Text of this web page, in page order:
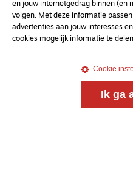
Onderweg is een
en gesprek voor
en jouw internetgedrag binnen (en
volgen. Met deze informatie
advertenties aan jouw interesses
cookies mogelijk informatie te
Cookie
Ik ga